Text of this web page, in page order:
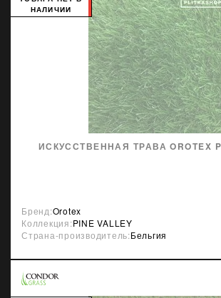
ИСКУССТВЕННАЯ ТРАВА OROTEX
НАЛИЧИИ
Бренд:Orotex
Коллекция:PINE VALLEY
Страна-производитель:Бельгия